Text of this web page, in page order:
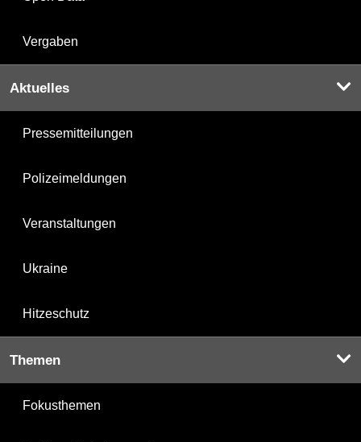
Vergaben
Aktuelles
Pressemitteilungen
Polizeimeldungen
Veranstaltungen
Ukraine
Hitzeschutz
Themen
Fokusthemen